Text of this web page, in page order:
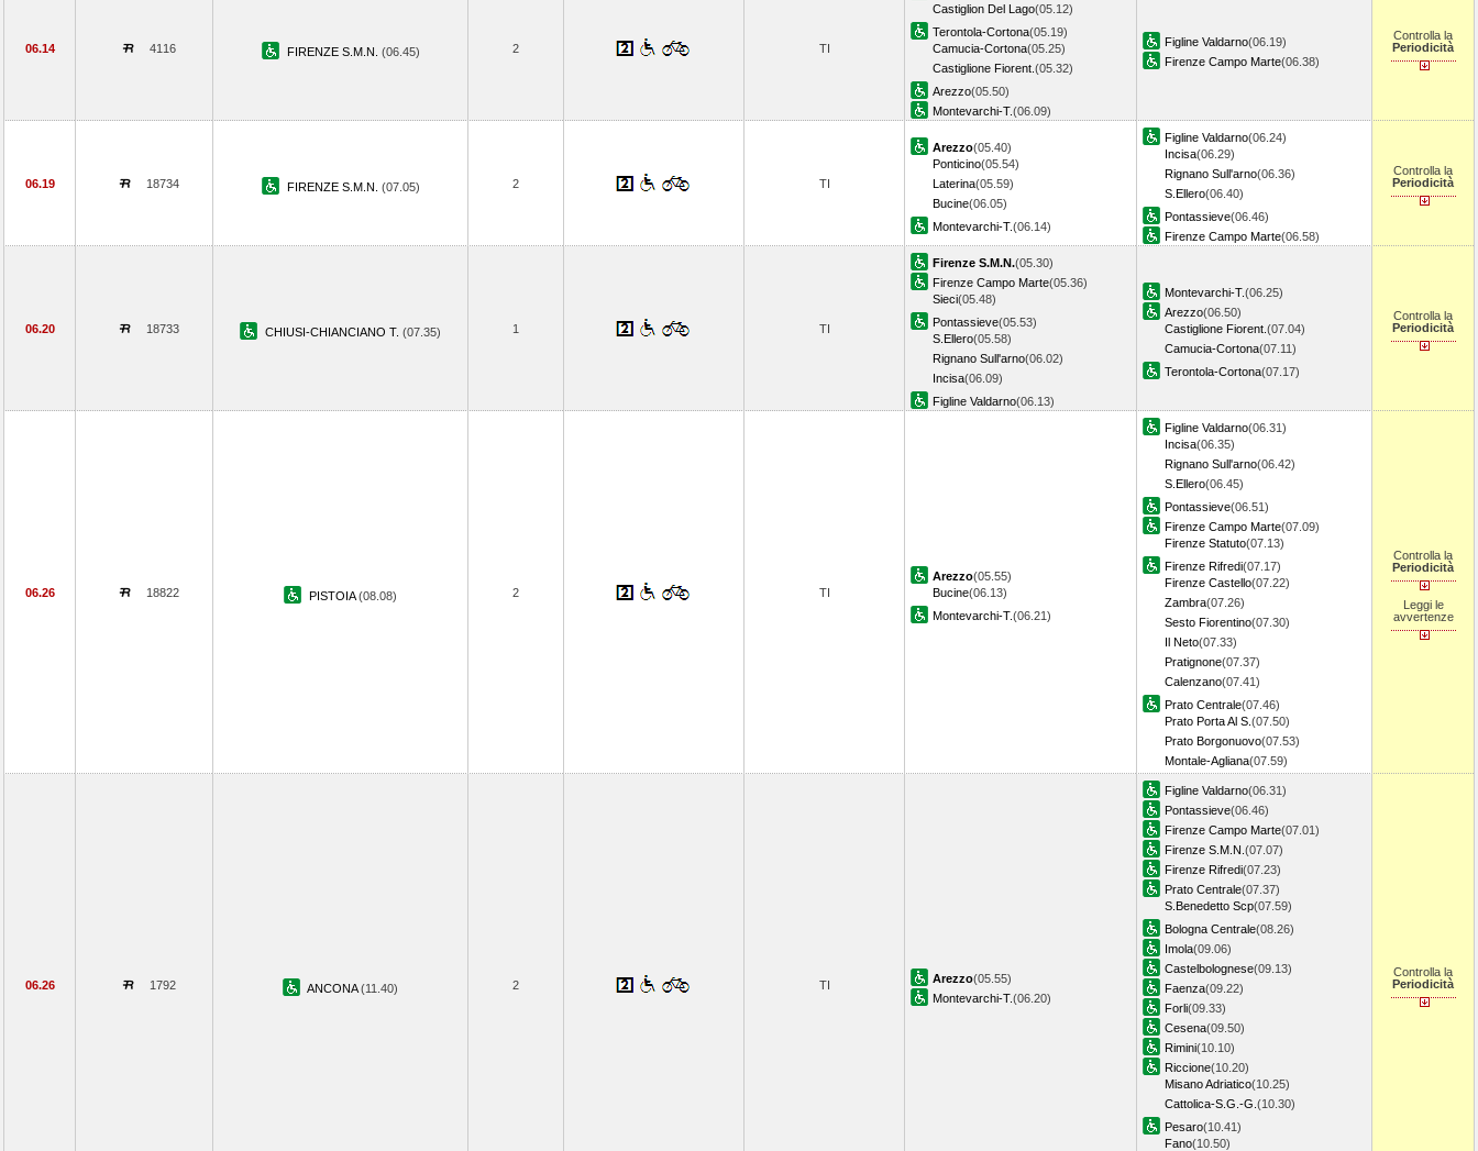
06.14 4116 FIRENZE S.M.N. (06.45) 2 TI
Castiglion Del Lago(05.12)
Terontola-Cortona(05.19)
Camucia-Cortona(05.25)
Castiglione Fiorent. (05.32)
Arezzo(05.50)
Montevarchi-T.(06.09)
Figline Valdarno(06.19)
Firenze Campo Marte(06.38)
Controlla la
Periodicità
06.19 18734 FIRENZE S.M.N. (07.05) 2 TI
Arezzo(05.40)
Ponticino(05.54)
Laterina(05.59)
Bucine(06.05)
Montevarchi-T.(06.14)
Figline Valdarno(06.24)
Incisa(06.29)
Rignano Sull'arno(06.36)
S.Ellero(06.40)
Pontassieve(06.46)
Firenze Campo Marte(06.58)
Controlla la
Periodicità
06.20 18733 CHIUSI-CHIANCIANO T. (07.35) 1 TI
Firenze S.M.N.(05.30)
Firenze Campo Marte(05.36)
Sieci(05.48)
Pontassieve(05.53)
S.Ellero(05.58)
Rignano Sull'arno(06.02)
Incisa(06.09)
Figline Valdarno(06.13)
Montevarchi-T.(06.25)
Arezzo(06.50)
Castiglione Fiorent. (07.04)
Camucia-Cortona(07.11)
Terontola-Cortona(07.17)
Controlla la
Periodicità
06.26 18822 PISTOIA(08.08) 2 TI
Arezzo(05.55)
Bucine(06.13)
Montevarchi-T.(06.21)
Figline Valdarno(06.31)
Incisa(06.35)
Rignano Sull'arno(06.42)
S.Ellero(06.45)
Pontassieve(06.51)
Firenze Campo Marte(07.09)
Firenze Statuto(07.13)
Firenze Rifredi(07.17)
Firenze Castello(07.22)
Zambra(07.26)
Sesto Fiorentino(07.30)
Il Neto(07.33)
Pratignone(07.37)
Calenzano(07.41)
Prato Centrale(07.46)
Prato Porta Al S. (07.50)
Prato Borgonuovo(07.53)
Montale-Agliana(07.59)
Controlla la
Periodicità
Leggi le
avvertenze
06.26 1792 ANCONA(11.40) 2 TI Arezzo(05.55)
Montevarchi-T.(06.20)
Figline Valdarno(06.31)
Pontassieve(06.46)
Firenze Campo Marte(07.01)
Firenze S.M.N. (07.07)
Firenze Rifredi(07.23)
Prato Centrale(07.37)
S.Benedetto Scp(07.59)
Bologna Centrale(08.26)
Imola(09.06)
Castelbolognese(09.13)
Faenza(09.22)
Forli(09.33)
Cesena(09.50)
Rimini(10.10)
Riccione(10.20)
Misano Adriatico(10.25)
Cattolica-S.G.-G. (10.30)
Pesaro(10.41)
Fano(10.50)
Controlla la
Periodicità